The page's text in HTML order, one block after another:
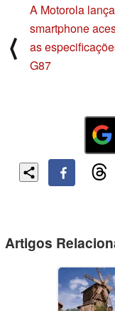
⟨
A Motorola
smartphone
as
G87
Artigos